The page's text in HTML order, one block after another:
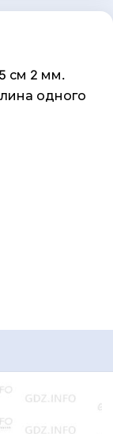
см 2 мм.
одного